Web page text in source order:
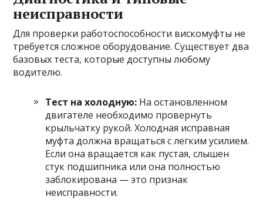
неисправности
Для проверки работоспособности вискомуфты не
требуется сложное оборудование. Существует два
базовых теста, которые доступны любому
водителю.
Тест на холодную: На остановленном
двигателе необходимо провернуть
крыльчатку рукой. Холодная исправная
муфта должна вращаться с легким усилием.
Если она вращается как пустая, слышен
стук подшипника или она полностью
заблокирована — это признак
неисправности.